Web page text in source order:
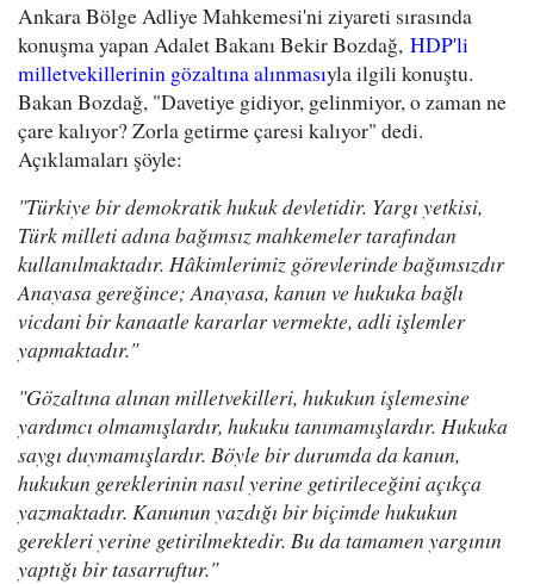
Ankara Bölge Adliye Mahkemesi'ni ziyareti sırasında
konuşma yapan Adalet Bakanı Bekir Bozdağ, HDP'li
milletvekillerinin gözaltına alınmasıyla ilgili konuştu.
Bakan Bozdağ, "Davetiye gidiyor, gelinmiyor, o zaman ne
çare kalıyor? Zorla getirme çaresi kalıyor" dedi.
Açıklamaları şöyle:
"Türkiye bir demokratik hukuk devletidir. Yargı yetkisi,
Türk milleti adına bağımsız mahkemeler tarafından
kullanılmaktadır. Hâkimlerimiz görevlerinde bağımsızdır
Anayasa gereğince; Anayasa, kanun ve hukuka bağlı
vicdani bir kanaatle kararlar vermekte, adli işlemler
yapmaktadır."
"Gözaltına alınan milletvekilleri, hukukun işlemesine
yardımcı olmamışlardır, hukuku tanımamışlardır. Hukuka
saygı duymamışlardır. Böyle bir durumda da kanun,
hukukun gereklerinin nasıl yerine getirileceğini açıkça
yazmaktadır. Kanunun yazdığı bir biçimde hukukun
gerekleri yerine getirilmektedir. Bu da tamamen yargının
yaptığı bir tasarruftur."